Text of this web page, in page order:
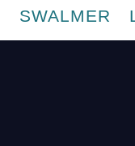
SWALMER